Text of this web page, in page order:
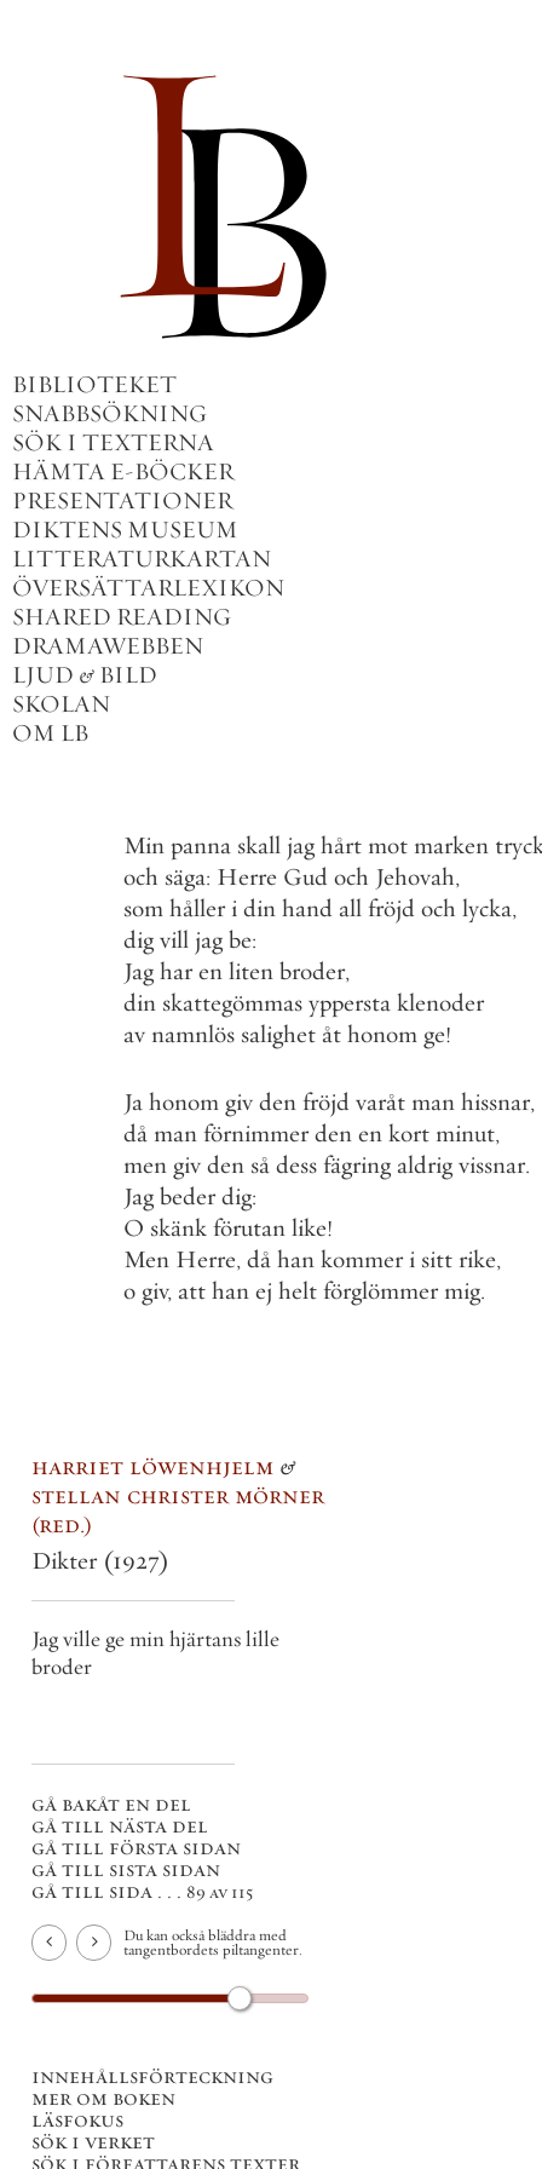
BIBLIOTEKET
SNABBSÖKNING
SÖK I TEXTERNA
HÄMTA E-BÖCKER
PRESENTATIONER
DIKTENS MUSEUM
LITTERATURKARTAN
ÖVERSÄTTARLEXIKON
SHARED READING
DRAMAWEBBEN
LJUD & BILD
SKOLAN
OM LB
Min panna skall jag hårt mot marken
och säga: Herre Gud och Jehovah,
som håller i din hand all fröjd och lycka,
dig vill jag be:
Jag har en liten broder,
din skattegömmas yppersta klenoder
av namnlös salighet åt honom ge!
Ja honom giv den fröjd varåt man hissnar,
då man förnimmer den en kort minut,
men giv den så dess fägring aldrig vissnar.
Jag beder dig:
O skänk förutan like!
Men Herre, då han kommer i sitt rike,
o giv, att han ej helt förglömmer mig.
harriet löwenhjelm &
stellan christer mörner
red.
Dikter (1927)
Jag ville ge min hjärtans lille
broder
gå bakåt en del
gå till nästa del
gå till första sidan
gå till sista sidan
gå till sida . . . 89 av 115
Du kan också bläddra med
tangentbordets piltangenter.
innehållsförteckning
mer om boken
läsfokus
sök i verket
sök i författarens texter